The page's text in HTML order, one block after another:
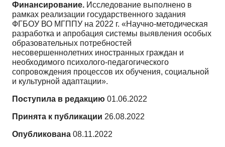
Финансирование. Исследование выполнено в
рамках реализации государственного задания
ФГБОУ ВО МГППУ на 2022 г. «Научно-методическая
разработка и апробация системы выявления особых
образовательных потребностей
несовершеннолетних иностранных граждан и
необходимого психолого-педагогического
сопровождения процессов их обучения, социальной
и культурной адаптации».
Поступила в редакцию 01.06.2022
Принята к публикации 26.08.2022
Опубликована 08.11.2022